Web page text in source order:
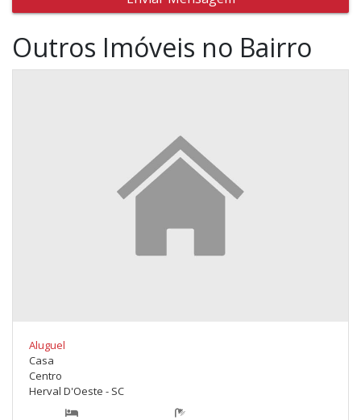
Outros Imóveis no Bairro
Aluguel
Casa
Centro
Herval D'Oeste - SC